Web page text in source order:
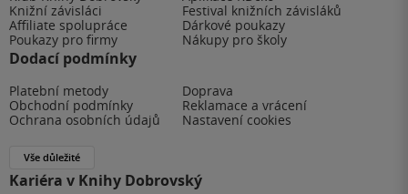
Knižní závisláci
Festival knižních závisláků
Affiliate spolupráce
Dárkové poukazy
Poukazy pro firmy
Nákupy pro školy
Dodací podmínky
Platební metody
Doprava
Obchodní podmínky
Reklamace a vrácení
Ochrana osobních údajů
Nastavení cookies
Vše důležité
Kariéra v Knihy Dobrovský